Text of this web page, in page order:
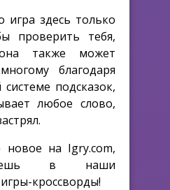
здесь только
проверить тебя,
также может
благодаря
подсказок,
любое слово,
новое на Igry.com,
в наши
кроссворды!